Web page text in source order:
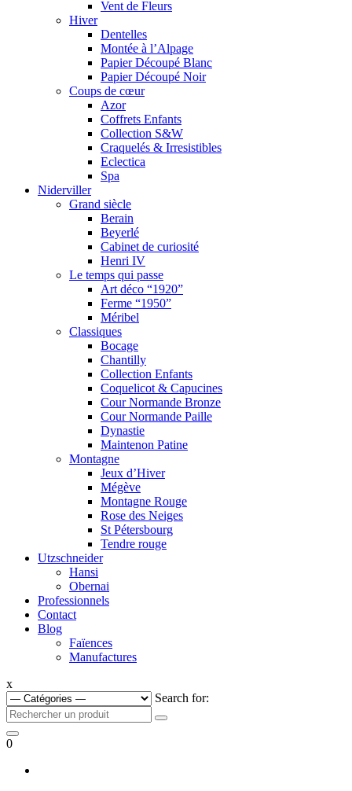
Vent de Fleurs
Hiver
Dentelles
Montée à l’Alpage
Papier Découpé Blanc
Papier Découpé Noir
Coups de cœur
Azor
Coffrets Enfants
Collection S&W
Craquelés & Irresistibles
Eclectica
Spa
Niderviller
Grand siècle
Berain
Beyerlé
Cabinet de curiosité
Henri IV
Le temps qui passe
Art déco “1920”
Ferme “1950”
Méribel
Classiques
Bocage
Chantilly
Collection Enfants
Coquelicot & Capucines
Cour Normande Bronze
Cour Normande Paille
Dynastie
Maintenon Patine
Montagne
Jeux d’Hiver
Mégève
Montagne Rouge
Rose des Neiges
St Pétersbourg
Tendre rouge
Utzschneider
Hansi
Obernai
Professionnels
Contact
Blog
Faïences
Manufactures
x
Search for:
0